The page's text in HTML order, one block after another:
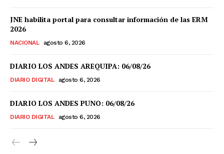
JNE habilita portal para consultar información de las ERM
2026
NACIONAL agosto 6, 2026
DIARIO LOS ANDES AREQUIPA: 06/08/26
DIARIO DIGITAL agosto 6, 2026
DIARIO LOS ANDES PUNO: 06/08/26
DIARIO DIGITAL agosto 6, 2026